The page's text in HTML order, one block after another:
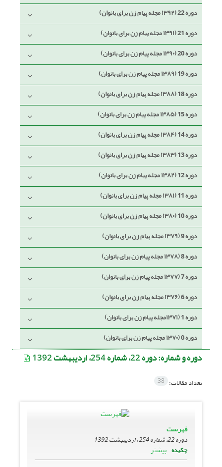
دوره 22 (۱۳۹۲ مجله پیام زن برای بانوان)
دوره 21 (۱۳۹۱ مجله پیام زن برای بانوان)
دوره 20 (۱۳۹۰ مجله پیام زن برای بانوان)
دوره 19 (۱۳۸۹ مجله پیام زن برای بانوان)
دوره 18 (۱۳۸۸ مجله پیام زن برای بانوان)
دوره 15 (۱۳۸۵ مجله پیام زن برای بانوان)
دوره 14 (۱۳۸۴ مجله پیام زن برای بانوان)
دوره 13 (۱۳۸۳ مجله پیام زن برای بانوان)
دوره 12 (۱۳۸۲ مجله پیام زن برای بانوان)
دوره 11 (۱۳۸۱ مجله پیام زن برای بانوان)
دوره 10 (۱۳۸۰ مجله پیام زن برای بانوان)
دوره 9 (۱۳۷۹ مجله پیام زن برای بانوان)
دوره 8 (۱۳۷۸ مجله پیام زن برای بانوان)
دوره 7 (۱۳۷۷ مجله پیام زن برای بانوان)
دوره 6 (۱۳۷۶ مجله پیام زن برای بانوان)
دوره 1 (۱۳۷۱مجله پیام زن برای بانوان)
دوره 0 (۱۳۷۰ مجله پیام زن برای بانوان)
دوره و شماره:دوره 22، شماره 254، اردیبهشت 1392
تعداد مقالات: 38
فهرست
دوره 22، شماره 254 ، اردیبهشت 1392
چکیده بیشتر